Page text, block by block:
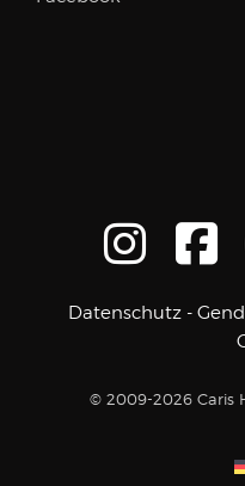
Datenschutz -
© 2009-2026 Caris